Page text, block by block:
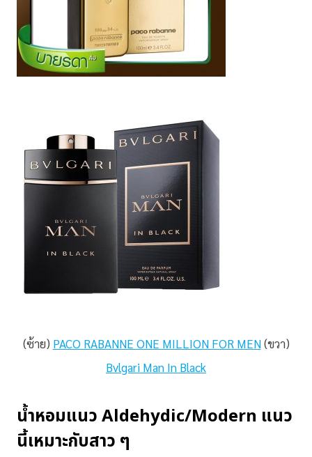
(ซ้าย) PACO RABANNE ONE MILLION FOR MEN(ขวา)
Bvlgari Man In Black
น้ำหอมแนว Aldehydic/Modern แนว
นี้เหมาะกับสาว ๆ